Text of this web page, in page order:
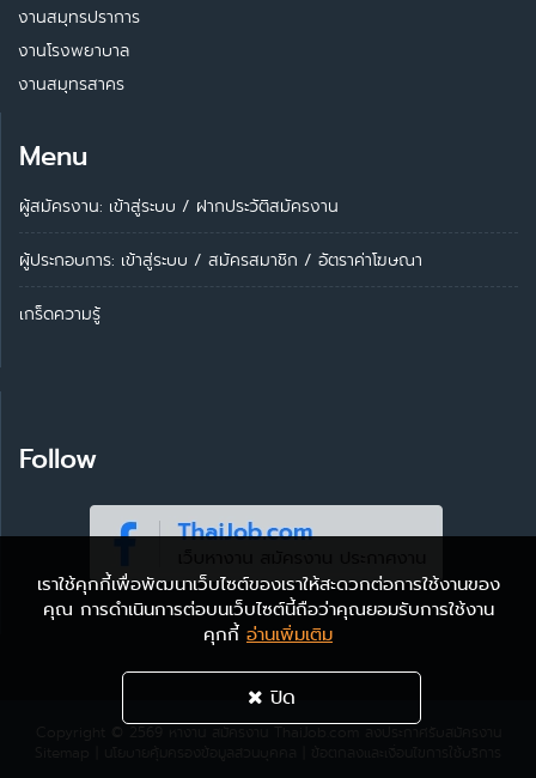
งานสมุทรปราการ
งานโรงพยาบาล
งานสมุทรสาคร
Menu
ผู้สมัครงาน: เข้าสู่ระบบ / ฝากประวัติสมัครงาน
ผู้ประกอบการ: เข้าสู่ระบบ / สมัครสมาชิก / อัตราค่าโฆษณา
เกร็ดความรู้
Follow
เราใช้คุกกี้เพื่อพัฒนาเว็บไซต์ของเราให้สะดวกต่อการใช้งานของ
คุณ การดำเนินการต่อบนเว็บไซต์นี้ถือว่าคุณยอมรับการใช้งาน
คุกกี้ อ่านเพิ่มเติม
ปิด